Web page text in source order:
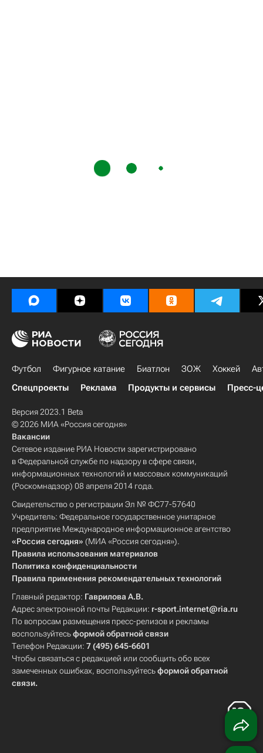
Футбол Фигурное катание Биатлон ЗОЖ Хоккей
Спецпроекты
Реклама Продукты и сервисы Пресс-
Версия 2023.1 Beta
© 2026 МИА «Россия сегодня»
Вакансии
Сетевое издание РИА Новости зарегистрировано
в Федеральной службе по надзору в сфере связи,
информационных технологий и массовых коммуникаций
(Роскомнадзор) 08 апреля 2014 года.
Свидетельство о регистрации Эл № ФС77-57640
Учредитель: Федеральное государственное унитарное
предприятие Международное информационное агентство
«Россия сегодня» (МИА «Россия сегодня»).
Правила использования материалов
Политика конфиденциальности
Правила применения рекомендательных технологий
Главный редактор: Гаврилова А.В.
Адрес электронной почты Редакции: r-sport.internet@ria.ru
По вопросам размещения пресс-релизов и рекламы
воспользуйтесьформой обратной связи
Телефон Редакции: 7 (495) 645-6601
Чтобы связаться с редакцией или сообщить обо всех
замеченных ошибках, воспользуйтесьформой обратной
связи.